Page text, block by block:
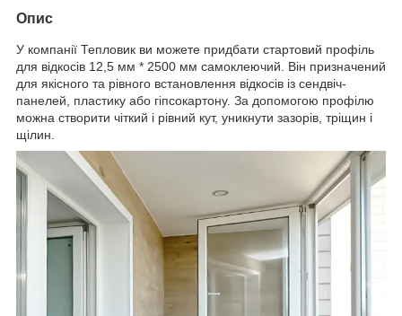
Опис
У компанії Тепловик ви можете придбати стартовий профіль
для відкосів 12,5 мм * 2500 мм самоклеючий. Він призначений
для якісного та рівного встановлення відкосів із сендвіч-
панелей, пластику або гіпсокартону. За допомогою профілю
можна створити чіткий і рівний кут, уникнути зазорів, тріщин і
щілин.